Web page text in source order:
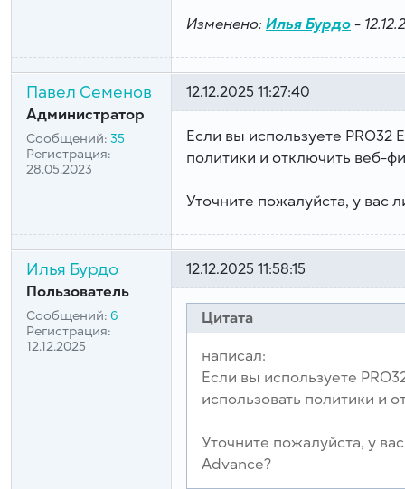
Изменено: Илья Бурдо-
Павел Семенов
Администратор
Сообщений: 35
Регистрация:
28.05.2023
12.12.2025 11:27:40
Если вы используете
политики и отключить веб-
Уточните пожалуйста, у вас
Илья Бурдо
Пользователь
Сообщений: 6
Регистрация:
12.12.2025
12.12.2025 11:58:15
Цитата
написал:
Если вы используете
использовать политики и
Уточните пожалуйста, у
Advance?